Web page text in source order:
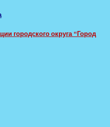
городского округа “Город